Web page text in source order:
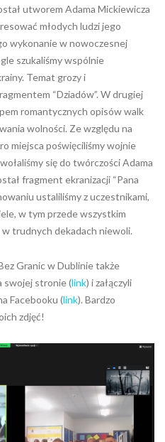
utworem Adama Mickiewicza
młodych ludzi jego
wykonanie w nowoczesnej
szukaliśmy wspólnie
Temat grozy i
“Dziadów”. W drugiej
romantycznych opisów walk
wolności. Ze względu na
miejsca poświęciliśmy wojnie
się do twórczości Adama
fragment ekranizacji “Pana
ustaliliśmy z uczestnikami,
w tym przede wszystkim
trudnych dekadach niewoli.
Granic w Dublinie także
swojej stronie (link) i załączyli
Facebooku (link). Bardzo
zdjęć!